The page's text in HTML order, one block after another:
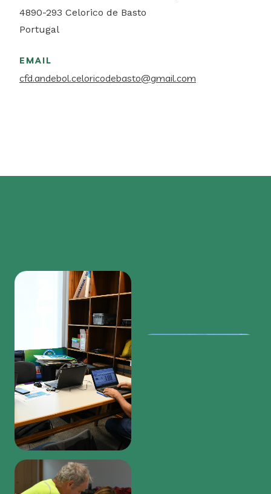
4890-293 Celorico de Basto
Portugal
EMAIL
cfd.andebol.celoricodebasto@gmail.com
Region
featured
first